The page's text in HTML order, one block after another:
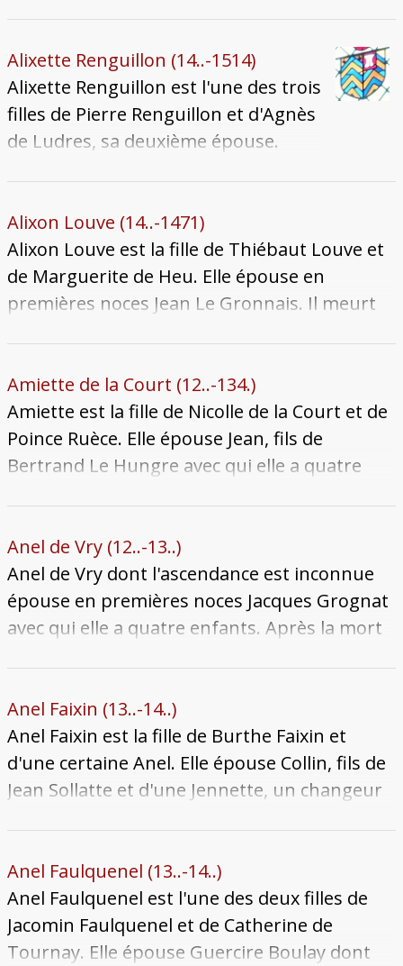
Geoffroy de Luxeuil.
Alixette Renguillon (14..-1514)
Alixette Renguillon est l'une des trois
filles de Pierre Renguillon et d'Agnès
de Ludres, sa deuxième épouse.
suivant. Le mariage est infertile :
Jean Papperel meurt le 12 juillet 1502
sans descendance. Alixette a sans
doute été une bienfaitrice du
armes. Elle meurt le 5 septembre
1514 et son corps est inhumé dans
l'église Saint-Martin-en-Curtis.
Alixon Louve (14..-1471)
Alixon Louve est la fille de Thiébaut Louve et
de Marguerite de Heu. Elle épouse en
premières noces Jean Le Gronnais. Il meurt
dispense papale avec Pierre Baudoche le 10
juillet 1470, dont elle est la seconde épouse.
Elle est en fait la cousine germaine de la
première épouse de Pierre, Jennette de Heu,
couches en mai 1471. Son corps est inhumé
au couvent des Célestins.
Amiette de la Court (12..-134.)
Amiette est la fille de Nicolle de la Court et de
Poince Ruèce. Elle épouse Jean, fils de
Bertrand Le Hungre avec qui elle a quatre
Grande maison de Jurue, qui est achetée par
la cité au siècle suivant et qui est nommée
hôtel de la Bulette. À son décès entre 1347 et
1349, possiblement de l'épidémie de peste,
Anel de Vry (12..-13..)
Anel de Vry dont l'ascendance est inconnue
épouse en premières noces Jacques Grognat
avec qui elle a quatre enfants. Après la mort
après 1382, sans doute octogénaire.
Anel Faixin (13..-14..)
Anel Faixin est la fille de Burthe Faixin et
d'une certaine Anel. Elle épouse Collin, fils de
Jean Sollatte et d'une Jennette, un changeur
soient connus : Anel, Marguerite et Contesse.
C'est possiblement par son mariage avec
Anel que Collin Sollatte acquiert les droits sur
le gagnage de la Grange-aux-Bois qui
Anel Faulquenel (13..-14..)
Anel Faulquenel est l'une des deux filles de
Jacomin Faulquenel et de Catherine de
Tournay. Elle épouse Guercire Boulay dont